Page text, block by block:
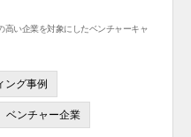
高い企業を対象にしたベンチャーキャ
ング事例
ベンチャー企業